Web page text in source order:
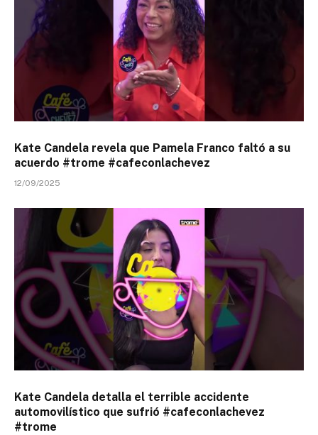
Kate Candela revela que Pamela Franco faltó a su
acuerdo #trome #cafeconlachevez
12/09/2025
Kate Candela detalla el terrible accidente
automovilístico que sufrió #cafeconlachevez
#trome